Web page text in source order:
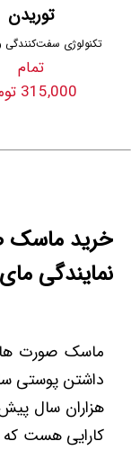
توریدن
تکنولوژی سفت‌کنندگی
تمام
315,000 تومن
خرید ماسک
نمایندگی
ماسک صورت ها
داشتن پوستی
هزاران سال پیش
کارایی هست